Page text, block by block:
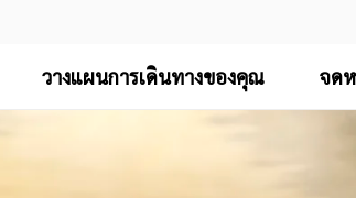
วางแผนการเดินทางของคุณ จด